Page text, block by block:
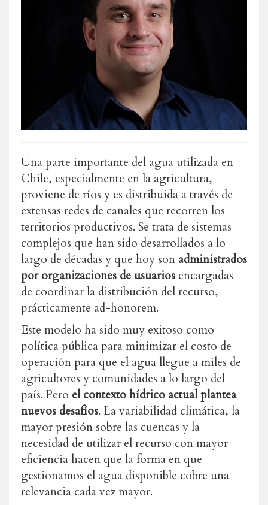
Una parte importante del agua utilizada en
Chile, especialmente en la agricultura,
proviene de ríos y es distribuida a través de
extensas redes de canales que recorren los
territorios productivos. Se trata de sistemas
complejos que han sido desarrollados a lo
largo de décadas y que hoy son administrados
por organizaciones de usuarios encargadas
de coordinar la distribución del recurso,
prácticamente ad-honorem.
Este modelo ha sido muy exitoso como
política pública para minimizar el costo de
operación para que el agua llegue a miles de
agricultores y comunidades a lo largo del
país. Pero el contexto hídrico actual plantea
nuevos desafíos. La variabilidad climática, la
mayor presión sobre las cuencas y la
necesidad de utilizar el recurso con mayor
eficiencia hacen que la forma en que
gestionamos el agua disponible cobre una
relevancia cada vez mayor.